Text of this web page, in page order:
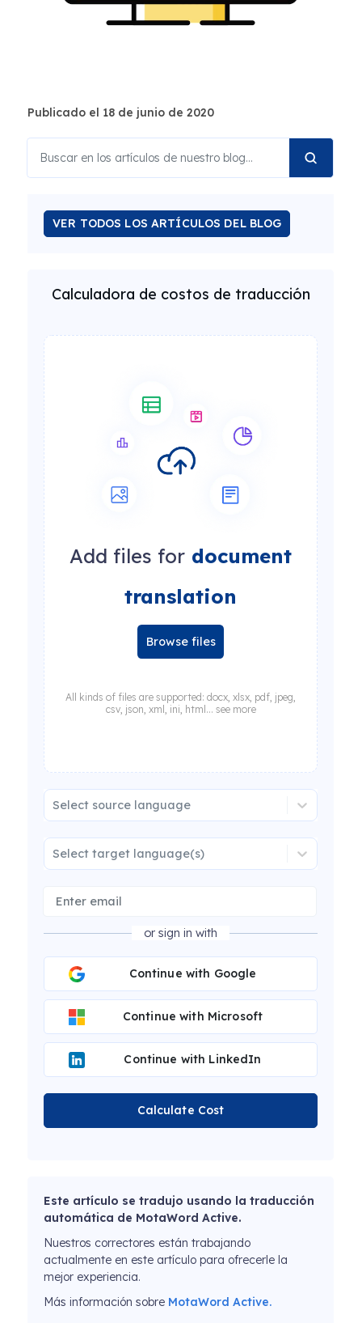
Publicado el 18 de junio de 2020
VER TODOS LOS ARTÍCULOS DEL BLOG
Calculadora de costos de traducción
Add files for document
translation
Browse files
All kinds of files are supported: docx, xlsx, pdf, jpeg,
csv, json, xml, ini, html... see more
Select source language
Select target language(s)
or sign in with
Continue with Google
Continue with Microsoft
Continue with LinkedIn
Calculate Cost
Este artículo se tradujo usando la traducción
automática de MotaWord Active.
Nuestros correctores están trabajando
actualmente en este artículo para ofrecerle la
mejor experiencia.
Más información sobre MotaWord Active.